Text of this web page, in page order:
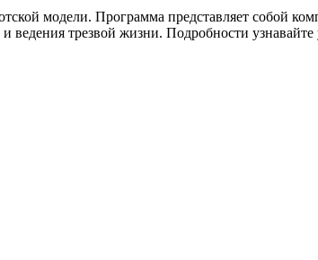
модели. Программа представляет собой
трезвой жизни. Подробности